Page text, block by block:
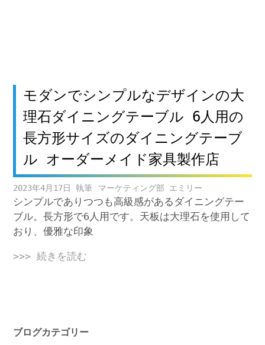
モダンでシンプルなデザインの大
理石ダイニングテーブル 6人用の
長方形サイズのダイニングテーブ
ル オーダーメイド家具製作店
2023年4月17日 マーケティング部 エミリー
シンプルでありつつも高級感があるダイニングテー
ブル。長方形で6人用です。天板は大理石を使用して
おり、優雅な印象
>>> 続きを読む
ブログカテゴリー